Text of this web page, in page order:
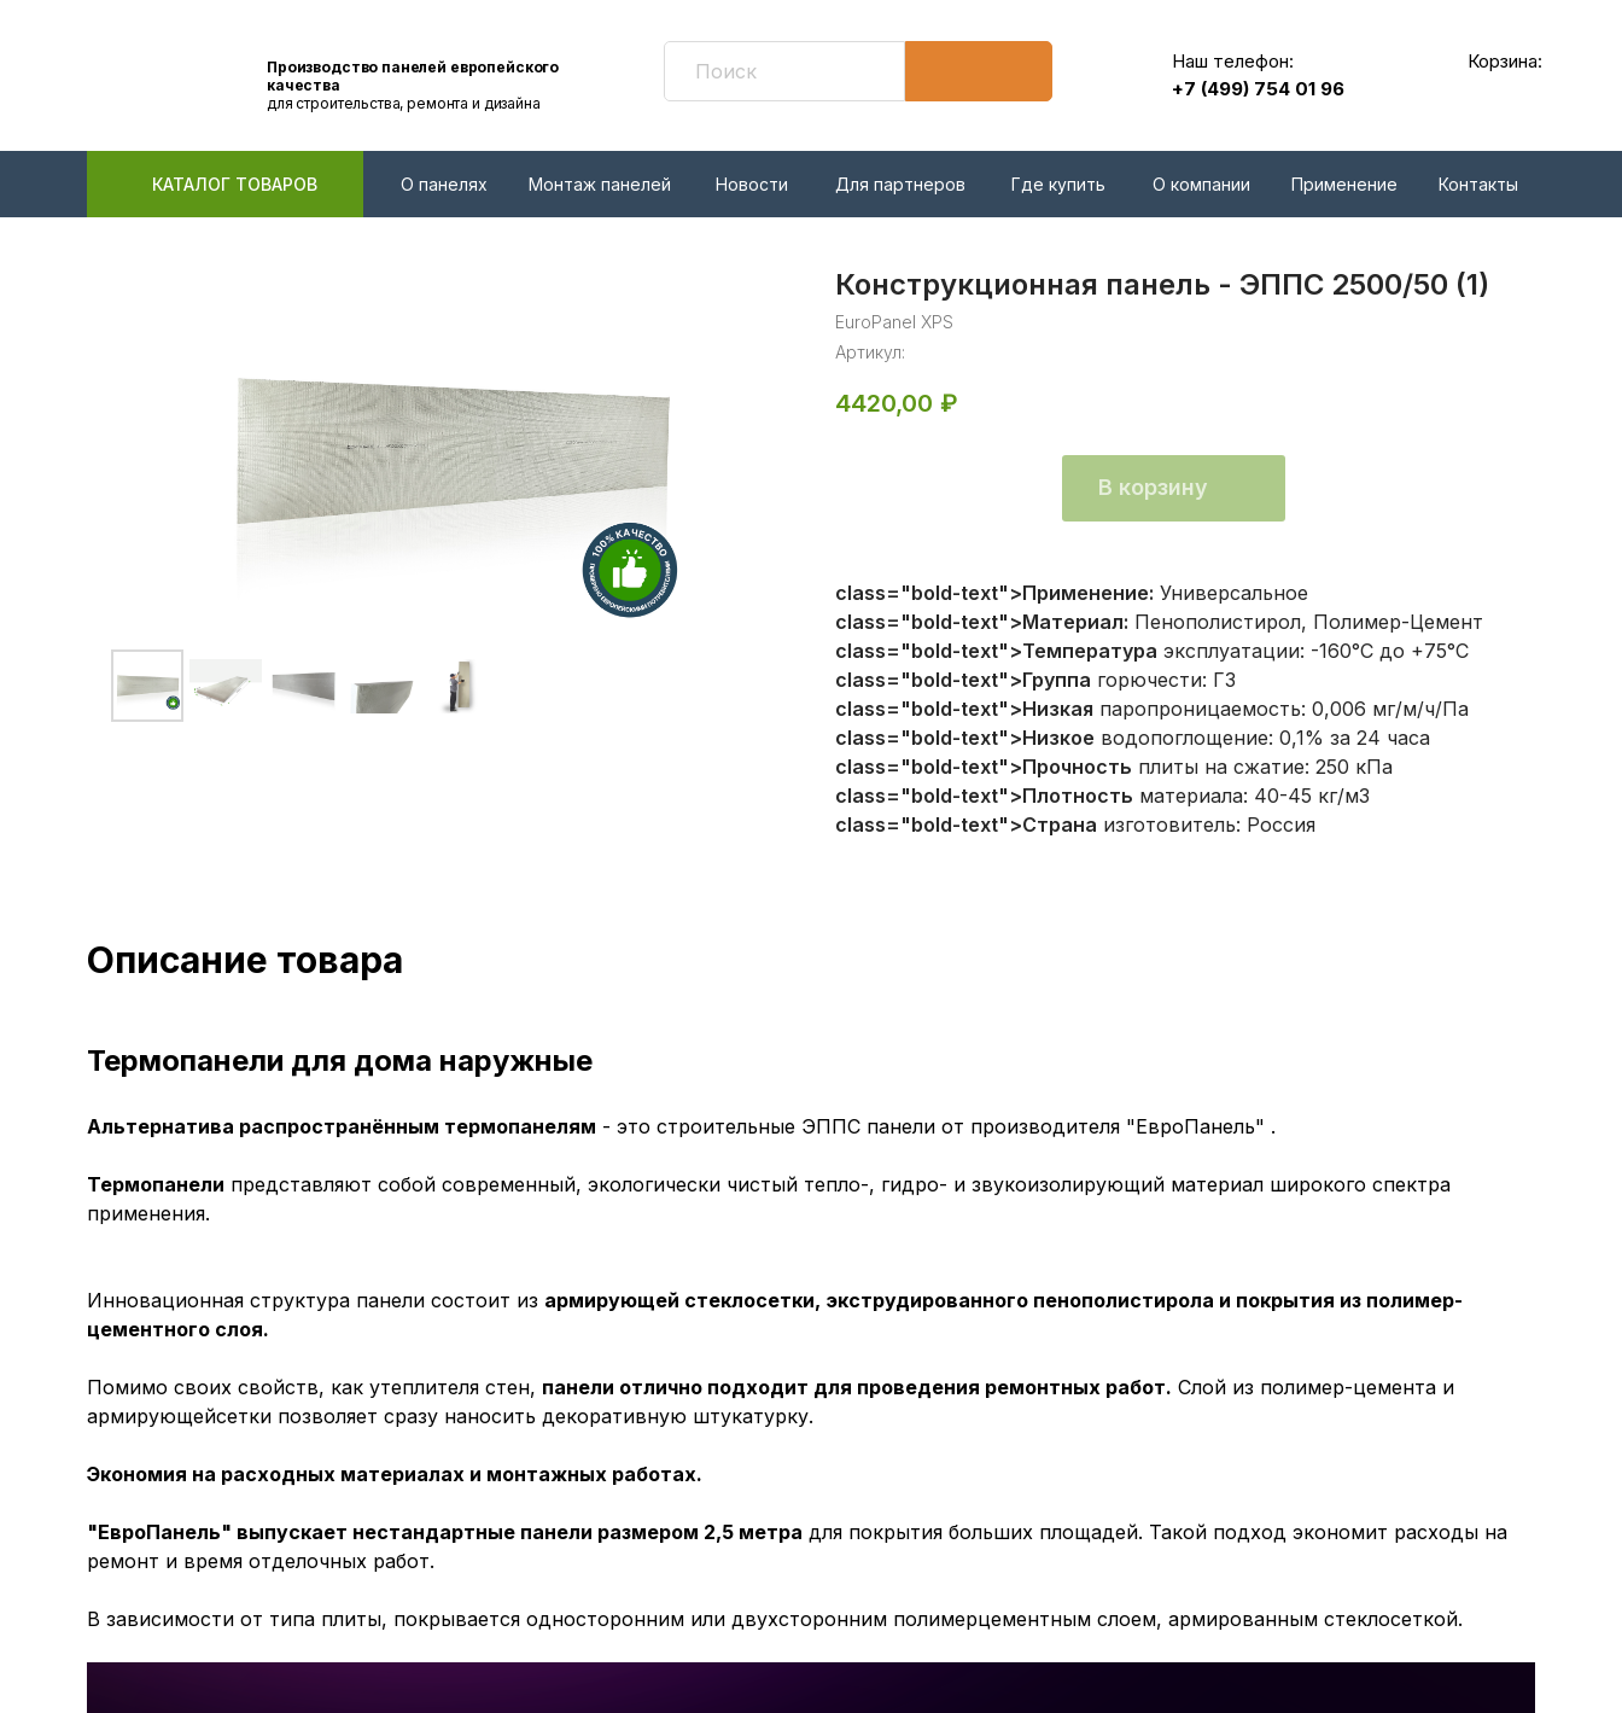
Производство панелей европейского
качества
для строительства, ремонта и дизайна
Наш телефон:
+7 (499) 754 01 96
Корзина:
КАТАЛОГ ТОВАРОВ О панелях Монтаж панелей Новости Где купить О компании Применение Контакты
Для партнеров
Конструкционная панель - ЭППС 2500/50 (1)
EuroPanel XPS
Артикул:
4420,00 ₽
В корзину
class="bold-text">Применение: Универсальное
class="bold-text">Материал: Пенополистирол, Полимер-Цемент
class="bold-text">Температура эксплуатации: -160°С до +75°С
class="bold-text">Группа горючести: Г3
class="bold-text">Низкая паропроницаемость: 0,006 мг/м/ч/Па
class="bold-text">Низкое водопоглощение: 0,1% за 24 часа
class="bold-text">Прочность плиты на сжатие: 250 кПа
class="bold-text">Плотность материала: 40-45 кг/м3
class="bold-text">Страна изготовитель: Россия
Описание товара
Термопанели для дома наружные
Альтернатива распространённым термопанелям - это строительные ЭППС панели от производителя "ЕвроПанель" .
Термопанели представляют собой современный, экологически чистый тепло-, гидро- и звукоизолирующий материал широкого спектра
применения.
Инновационная структура панели состоит из армирующей стеклосетки, экструдированного пенополистирола и покрытия из полимер-
цементного слоя.
Помимо своих свойств, как утеплителя стен, панели отлично подходит для проведения ремонтных работ. Слой из полимер-цемента и
армирующейсетки позволяет сразу наносить декоративную штукатурку.
Экономия на расходных материалах и монтажных работах.
"ЕвроПанель" выпускает нестандартные панели размером 2,5 метра для покрытия больших площадей. Такой подход экономит расходы на
ремонт и время отделочных работ.
В зависимости от типа плиты, покрывается односторонним или двухсторонним полимерцементным слоем, армированным стеклосеткой.
Наш телефон:
+7 (499) 754-01-96